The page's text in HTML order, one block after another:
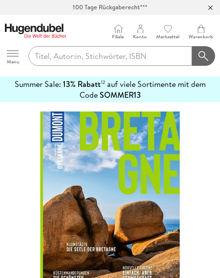
100 Tage Rückgaberecht***
Hugendubel
Menu
Filiale Konto Merkzettel Warenkorb
Summer Sale: 13% Rabatt12auf viele Sortimente mit dem
CodeSOMMER13
erfahren